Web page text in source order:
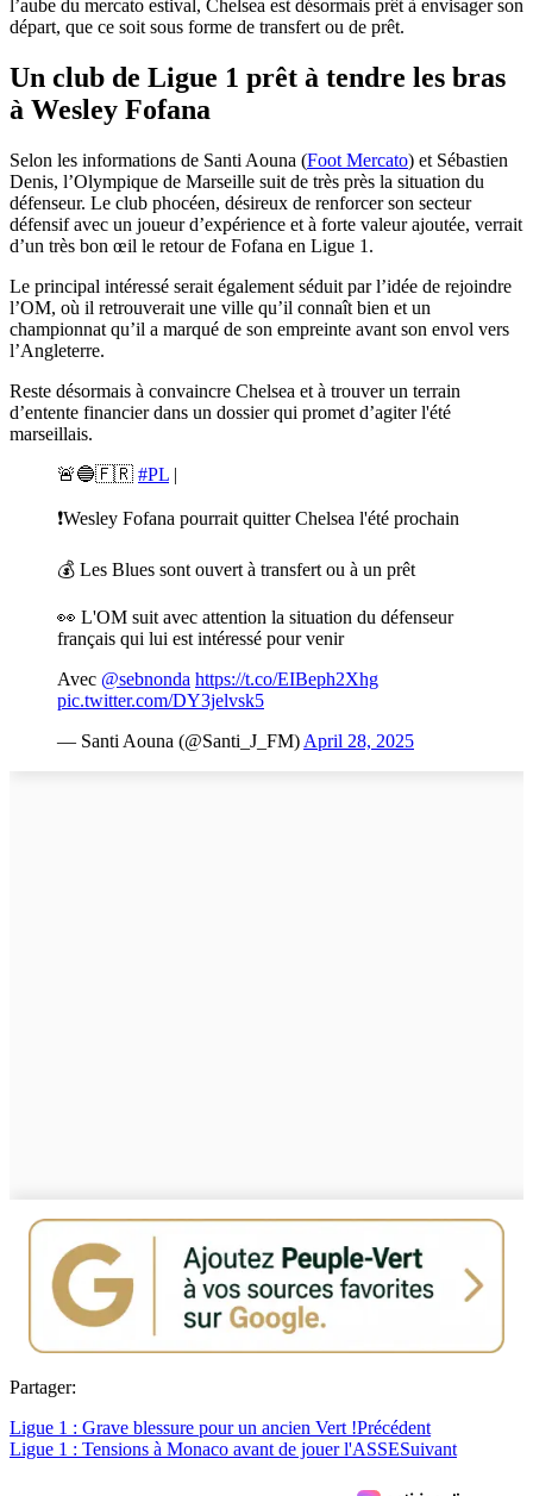
l’aube du mercato estival, Chelsea est désormais prêt à envisager son
départ, que ce soit sous forme de transfert ou de prêt.
Un club de Ligue 1 prêt à tendre les bras
à Wesley Fofana
Selon les informations de Santi Aouna (Foot Mercato) et Sébastien
Denis, l’Olympique de Marseille suit de très près la situation du
défenseur. Le club phocéen, désireux de renforcer son secteur
défensif avec un joueur d’expérience et à forte valeur ajoutée, verrait
d’un très bon œil le retour de Fofana en Ligue 1.
Le principal intéressé serait également séduit par l’idée de rejoindre
l’OM, où il retrouverait une ville qu’il connaît bien et un
championnat qu’il a marqué de son empreinte avant son envol vers
l’Angleterre.
Reste désormais à convaincre Chelsea et à trouver un terrain
d’entente financier dans un dossier qui promet d’agiter l'été
marseillais.
🚨🔵🇫🇷 #PL |
❗️Wesley Fofana pourrait quitter Chelsea l'été prochain
💰 Les Blues sont ouvert à transfert ou à un prêt
👀 L'OM suit avec attention la situation du défenseur
français qui lui est intéressé pour venir
Avec @sebnonda https://t.co/EIBeph2Xhg
pic.twitter.com/DY3jelvsk5
— Santi Aouna (@Santi_J_FM) April 28, 2025
Partager:
Ligue 1 : Grave blessure pour un ancien Vert !Précédent
Ligue 1 : Tensions à Monaco avant de jouer l'ASSESuivant